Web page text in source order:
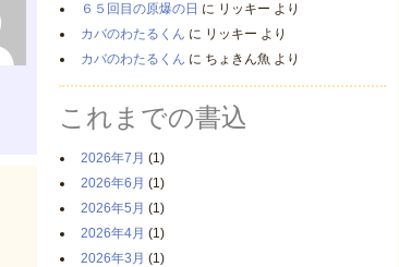
６５回目の原爆の日 に リッキー より
カバのわたるくん に リッキー より
カバのわたるくん に ちょきん魚 より
これまでの書込
2026年7月 (1)
2026年6月 (1)
2026年5月 (1)
2026年4月 (1)
2026年3月 (1)